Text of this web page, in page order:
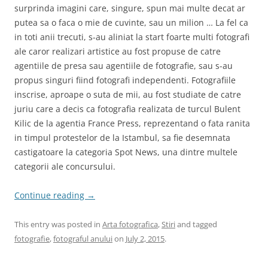
surprinda imagini care, singure, spun mai multe decat ar
putea sa o faca o mie de cuvinte, sau un milion … La fel ca
in toti anii trecuti, s-au aliniat la start foarte multi fotografi
ale caror realizari artistice au fost propuse de catre
agentiile de presa sau agentiile de fotografie, sau s-au
propus singuri fiind fotografi independenti. Fotografiile
inscrise, aproape o suta de mii, au fost studiate de catre
juriu care a decis ca fotografia realizata de turcul Bulent
Kilic de la agentia France Press, reprezentand o fata ranita
in timpul protestelor de la Istambul, sa fie desemnata
castigatoare la categoria Spot News, una dintre multele
categorii ale concursului.
Continue reading →
This entry was posted in Arta fotografica,Stiriand tagged
fotografie,fotograful anuluion July 2, 2015.